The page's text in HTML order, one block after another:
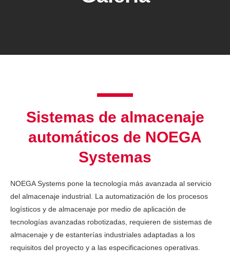
Sistemas de almacenaje
automáticos de NOEGA
Systemas
NOEGA Systems pone la tecnología más avanzada al servicio
del almacenaje industrial. La automatización de los procesos
logísticos y de almacenaje por medio de aplicación de
tecnologías avanzadas robotizadas, requieren de sistemas de
almacenaje y de estanterías industriales adaptadas a los
requisitos del proyecto y a las especificaciones operativas.